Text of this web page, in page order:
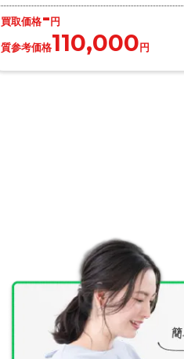
買取価格-円
質参考価格110,000円